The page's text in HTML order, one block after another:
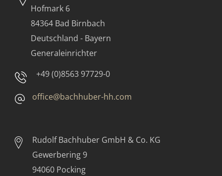
Hofmark 6
84364 Bad Birnbach
Deutschland - Bayern
Generaleinrichter
+49 (0)8563 97729-0
office@bachhuber-hh.com
Rudolf Bachhuber GmbH & Co. KG
Gewerbering 9
94060 Pocking